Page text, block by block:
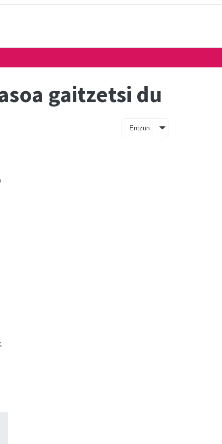
gaitzetsi du
Entzun